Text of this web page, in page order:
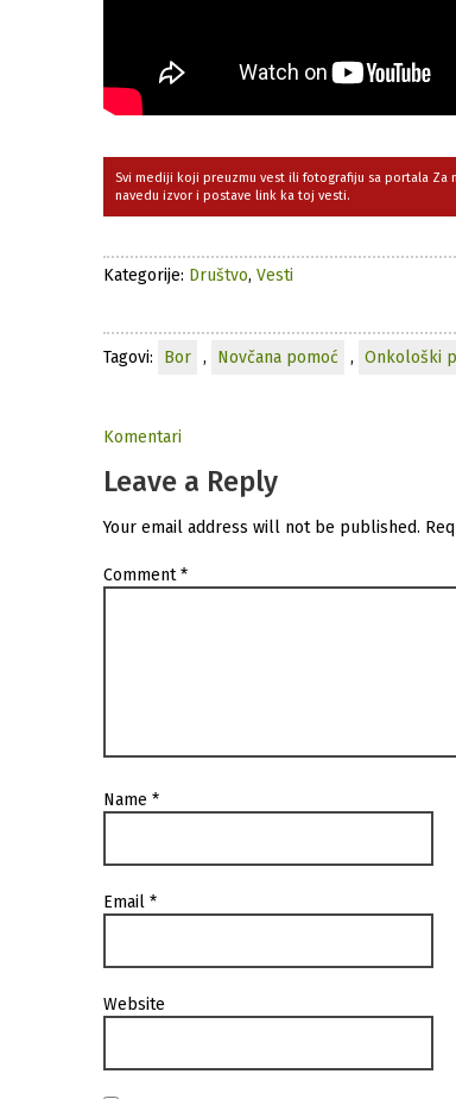
Svi mediji koji preuzmu vest ili fotografiju sa portala
navedu izvor i postave link ka toj vesti.
Kategorije: Društvo, Vesti
Tagovi: Bor , Novčana pomoć , Onkološki
Komentari
Leave a Reply
Your email address will not be published.
Comment*
Name *
Email *
Website